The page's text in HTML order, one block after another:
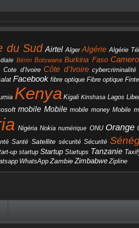
du Sud Airtel Alger Algérie Algérie
Bénin Botswana Burkina Faso
Cote d’Ivoire Côte d’Ivoire cybercriminalité
Facebook fibre optique Fibre optique
Kenya Kigali Kinshasa Lagos
mobile Mobile mobile money Mobile
Nigéria Nokia numérique ONU Orange
Santé Satellite sécurité Sécurité
up startup Startup Startups Tanzanie
WhatsApp Zambie Zimbabwe Zipline